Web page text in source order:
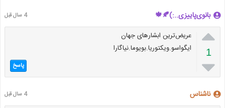
بانوی‌پاییزی..:)🍂🍁 4 سال قبل

1

عریض‌ترین ابشارهای جهان
ایگواسو.ویکتوریا.بویوما.نیاگارا
پاسخ
ناشناس 4 سال قبل